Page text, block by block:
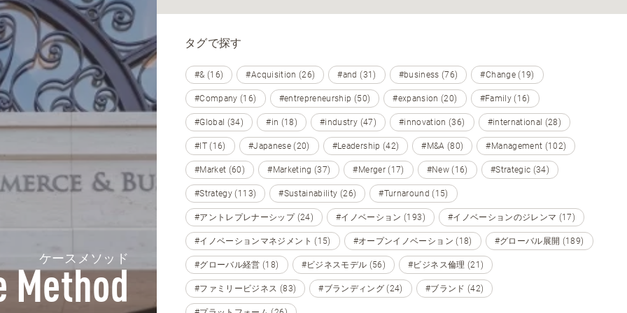
ケースメソッド
Method
タグで探す
#& (16) #Acquisition (26) #and (31) #business (76) #Change (19)
#Company (16) #entrepreneurship (50) #expansion (20) #Family (16)
#Global (34) #in (18) #industry (47) #innovation (36) #international (28)
#IT (16) #Japanese (20) #Leadership (42) #M&A (80) #Management (102)
#Market (60) #Marketing (37) #Merger (17) #New (16) #Strategic (34)
#Strategy (113) #Sustainability (26) #Turnaround (15)
#アントレプレナーシップ (24) #イノベーション (193) #イノベーションのジレンマ (17)
#イノベーションマネジメント (15) #オープンイノベーション (18) #グローバル展開 (189)
#グローバル経営 (18) #ビジネスモデル (56) #ビジネス倫理 (21)
#ファミリービジネス (83) #ブランディング (24) #ブランド (42)